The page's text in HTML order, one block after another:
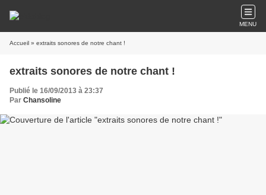
MENU
Accueil » extraits sonores de notre chant !
extraits sonores de notre chant !
Publié le 16/09/2013 à 23:37
Par Chansoline